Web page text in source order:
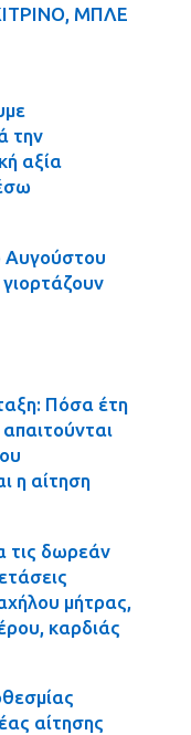
ΜΠΛΕ
την
αξία
Αυγούστου
Πόσα έτη
η αίτηση
τις δωρεάν
μήτρας,
καρδιάς
αίτησης